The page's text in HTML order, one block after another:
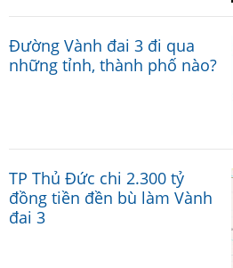
Đường Vành đai 3 đi qua
những tỉnh, thành phố nào?
TP Thủ Đức chi 2.300 tỷ
đồng tiền đền bù làm Vành
đai 3